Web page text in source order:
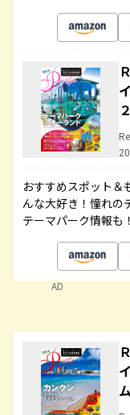
おすすめスポット＆
んな大好き！憧れの
テーマパーク情報も！
AD